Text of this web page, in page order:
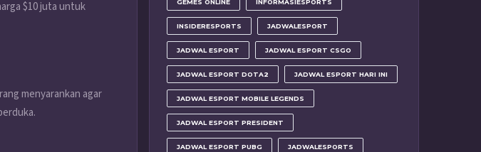
$10 juta untuk
menyarankan agar
GEMES ONLINE INFORMASIESPORTS
INSIDERESPORTS JADWALESPORT
JADWAL ESPORT JADWAL ESPORT CSGO
JADWAL ESPORT DOTA2 JADWAL ESPORT HARI INI
JADWAL ESPORT MOBILE LEGENDS
JADWAL ESPORT PRESIDENT
JADWAL ESPORT PUBG JADWALESPORTS